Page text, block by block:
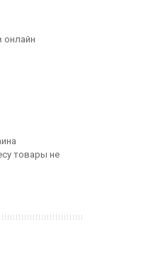
онлайн
товары не